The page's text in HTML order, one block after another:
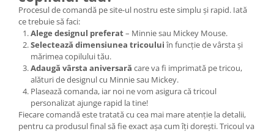
Procesul de comandă pe site-ul nostru este simplu și rapid. Iată
ce trebuie să faci:
Alege designul preferat– Minnie sau Mickey Mouse.
Selectează dimensiunea tricouluiîn funcție de vârsta și
mărimea copilului tău.
Adaugă vârsta aniversară care va fi imprimată pe tricou,
alături de designul cu Minnie sau Mickey.
Plasează comanda, iar noi ne vom asigura că tricoul
personalizat ajunge rapid la tine!
Fiecare comandă este tratată cu cea mai mare atenție la detalii,
pentru ca produsul final să fie exact așa cum îți dorești. Tricoul va